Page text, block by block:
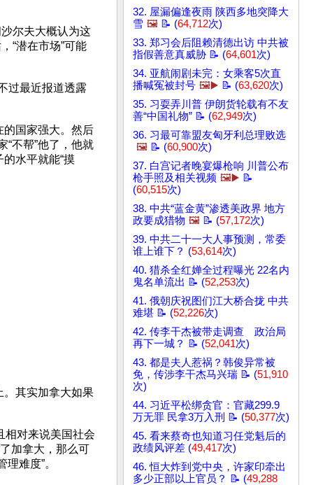
尔夫大概认为这
“潜在市场”可能
过最近报道透露
的国家强大。然后
“不帮”他了，他就
的水平就能“摸
。其实加拿大如果
相对来说美国社会
加拿大，那么可
难度”。
32. 屋漏偏逢夜雨 陕西多地突降大
雪 🖼️ 📝 (64,712次)
33. 郑习会后阻赖清德出访 中共被
指假善意真威胁 📝 (64,601次)
34. 亚航闹剧未完：女乘客5次直
播喊冤被封号 🖼️▶️ 📝 (63,620次)
35. 习耍弄川普 伊朗货轮载有不友
善“中国礼物” 📝 (62,949次)
36. 习最可靠盟友匈牙利总理败选
🖼️ 📝 (60,900次)
37. 白宫记者晚宴爆枪响 川普公布
枪手照及相关视频 🖼️▶️ 📝
(60,515次)
38. 中共“蓝金黄”渗透美政界 地方
政要成猎物 🖼️ 📝 (57,172次)
39. 中共二十一大人事预测，常委
谁上谁下？ (53,614次)
40. 猎杀全红婵全过程曝光 22名内
鬼名单流出 📝 (52,253次)
41. 俄朝庆祝图们江大桥合拢 中共
难堪 📝 (52,226次)
42. 传李干杰被带走调查 政治局
再下一城？ 📝 (52,041次)
43. 都是夫人惹祸？韩俊异常被
免，传涉李干杰马兴瑞 📝 (51,910
次)
44. 习近平松绑贪官：官藏299.9
万无罪 民拿3万入刑 📝 (50,377次)
45. 看来蔡奇也知道习任党魁后的
政绩风评差 (49,417次)
46. 恒大炸到党中央，许家印牵出
多少正部以上官员？ 📝 (49,288